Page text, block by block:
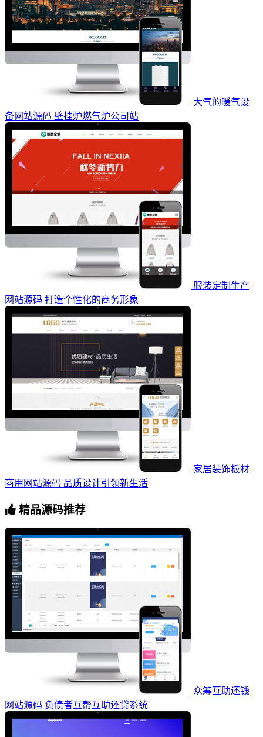
大气的暖气设
备网站源码 壁挂炉燃气炉公司站
服装定制生产
网站源码 打造个性化的商务形象
家居装饰板材
商用网站源码 品质设计引领新生活
精品源码推荐
众筹互助还钱
网站源码 负债者互帮互助还贷系统